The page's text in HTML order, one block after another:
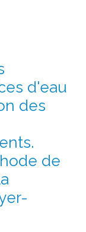
d'eau
des
de